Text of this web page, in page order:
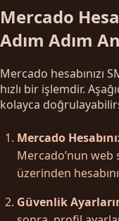
Mercado
Adım Adım
Mercado hesabınızı
hızlı bir işlemdir.
kolayca
Mercado
Mercado’nun web
üzerinden
Güvenlik